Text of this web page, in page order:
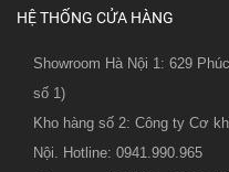
HỆ THỐNG CỬA HÀNG
Showroom Hà Nội 1: 629
số 1)
Kho hàng số 2: Công ty Cơ
Nội. Hotline: 0941.990.965